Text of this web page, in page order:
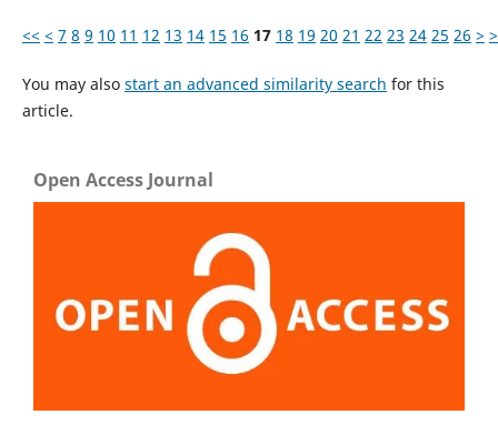
<< < 7 8 9 10 11 12 13 14 15 16 17 18 19 20 21 22 23 24 25 26 >
You may also start an advanced similarity search for this
article.
Open Access Journal